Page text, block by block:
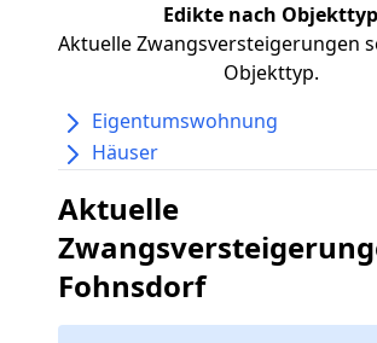
Edikte nach Objekttyp
Aktuelle Zwangsversteigerungen
Objekttyp.
Eigentumswohnung
Häuser
Aktuelle
Fohnsdorf